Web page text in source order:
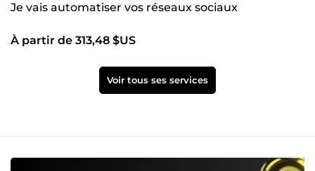
Je vais automatiser vos réseaux sociaux
À partir de 313,48 $US
Voir tous ses services